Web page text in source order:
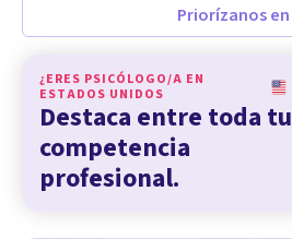
Priorízanos en
¿ERES PSICÓLOGO/A EN
ESTADOS UNIDOS
Destaca entre toda tu
competencia
profesional.